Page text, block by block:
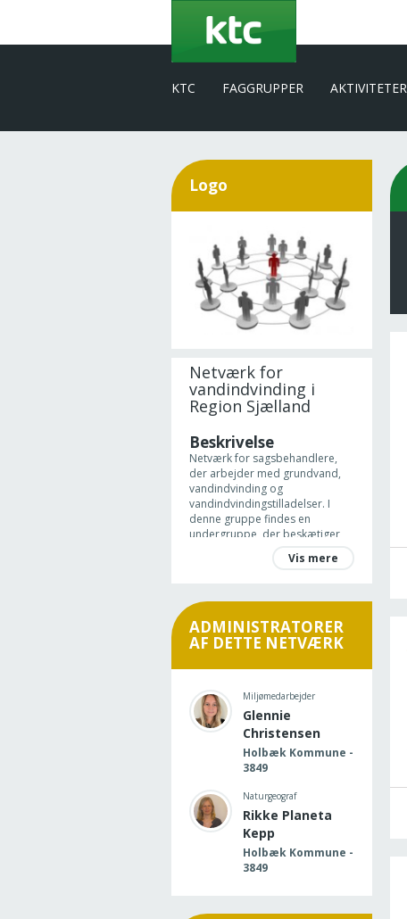
KTC FAGGRUPPER AKTIVITETER
Logo
Netværk for
vandindvinding i
Region Sjælland
Beskrivelse
Netværk for sagsbehandlere,
der arbejder med grundvand,
vandindvinding og
vandindvindingstilladelser. I
denne gruppe findes en
undergruppe, der beskætiger
Formålet er at vidensdele og
diskutere relevante emner inden
for netværket.
Vis mere
ADMINISTRATORER
AF DETTE NETVÆRK
Miljømedarbejder
Glennie
Christensen
Holbæk Kommune -
3849
Naturgeograf
Rikke Planeta
Kepp
Holbæk Kommune -
3849